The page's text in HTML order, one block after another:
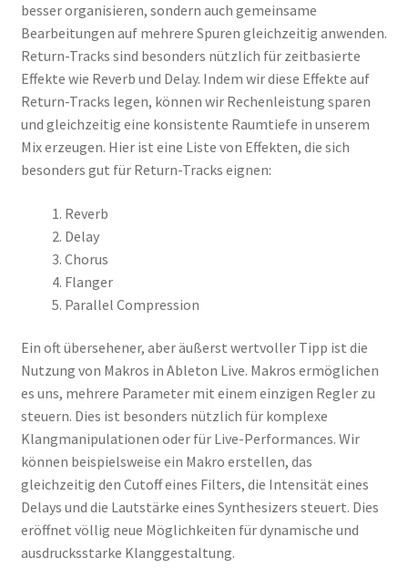
besser organisieren, sondern auch gemeinsame
Bearbeitungen auf mehrere Spuren gleichzeitig anwenden.
Return-Tracks sind besonders nützlich für zeitbasierte
Effekte wie Reverb und Delay. Indem wir diese Effekte auf
Return-Tracks legen, können wir Rechenleistung sparen
und gleichzeitig eine konsistente Raumtiefe in unserem
Mix erzeugen. Hier ist eine Liste von Effekten, die sich
besonders gut für Return-Tracks eignen:
Reverb
Delay
Chorus
Flanger
Parallel Compression
Ein oft übersehener, aber äußerst wertvoller Tipp ist die
Nutzung von Makros in Ableton Live. Makros ermöglichen
es uns, mehrere Parameter mit einem einzigen Regler zu
steuern. Dies ist besonders nützlich für komplexe
Klangmanipulationen oder für Live-Performances. Wir
können beispielsweise ein Makro erstellen, das
gleichzeitig den Cutoff eines Filters, die Intensität eines
Delays und die Lautstärke eines Synthesizers steuert. Dies
eröffnet völlig neue Möglichkeiten für dynamische und
ausdrucksstarke Klanggestaltung.